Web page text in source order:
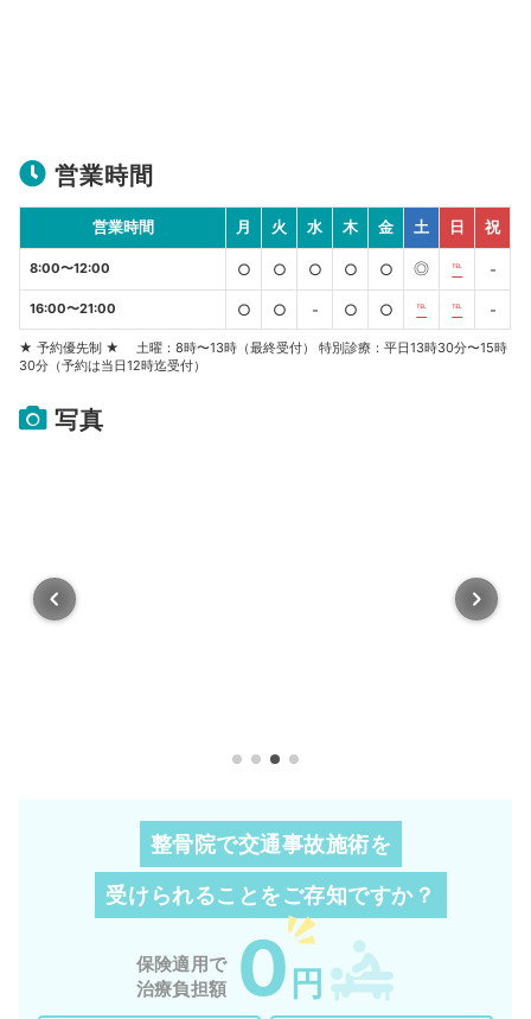
営業時間
営業時間 月 火 水 木 金 土 日 祝
8:00〜12:00 ○ ○ ○ ○ ○ ◎ ℡ -
16:00〜21:00 ○ ○ - ○ ○ ℡ ℡ -
★ 予約優先制 ★ 土曜：8時〜13時（最終受付） 特別診療：平日13時30分〜15時
30分（予約は当日12時迄受付）
写真
整骨院で交通事故施術を
受けられることをご存知ですか？
保険適用で
治療負担額
0 円